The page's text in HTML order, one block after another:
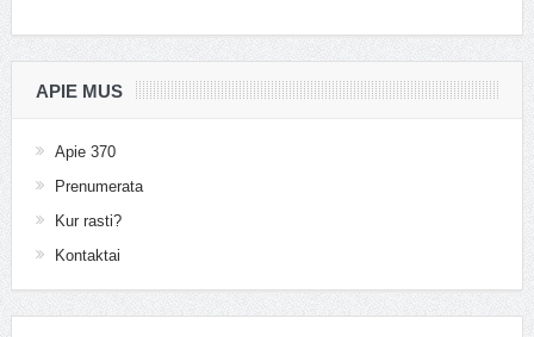
APIE MUS
Apie 370
Prenumerata
Kur rasti?
Kontaktai